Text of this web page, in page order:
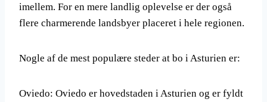
imellem. For en mere landlig oplevelse er der også
flere charmerende landsbyer placeret i hele regionen.
Nogle af de mest populære steder at bo i Asturien er:
Oviedo: Oviedo er hovedstaden i Asturien og er fyldt